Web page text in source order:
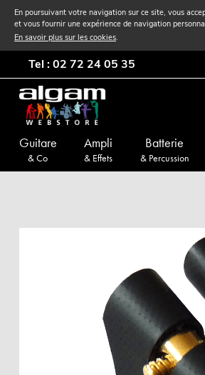
En poursuivant votre navigation sur ce site, vous
et vous fournir une expérience de navigation
En savoir plus sur les cookies.
Tel : 02 72 24 05 35
Guitare
& Co
Ampli
& Effets
Batterie
& Percussion